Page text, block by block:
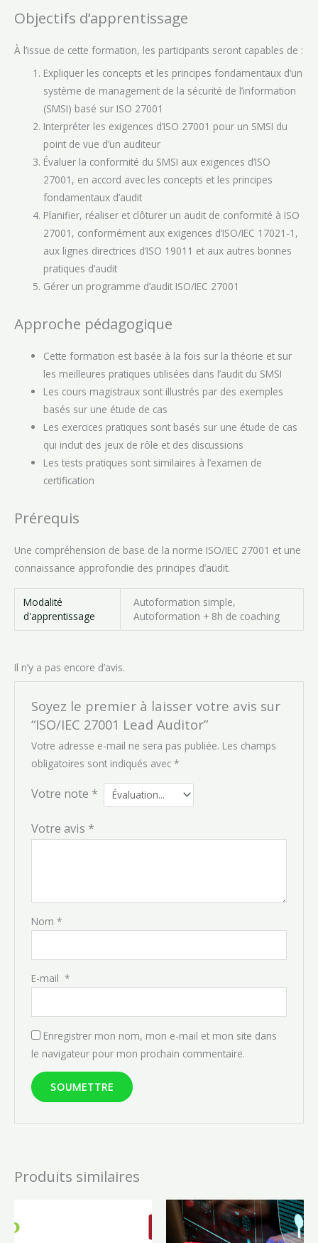
Objectifs d’apprentissage
À l’issue de cette formation, les participants seront capables de :
Expliquer les concepts et les principes fondamentaux d’un
système de management de la sécurité de l’information
(SMSI) basé sur ISO 27001
Interpréter les exigences d’ISO 27001 pour un SMSI du
point de vue d’un auditeur
Évaluer la conformité du SMSI aux exigences d’ISO
27001, en accord avec les concepts et les principes
fondamentaux d’audit
Planifier, réaliser et clôturer un audit de conformité à ISO
27001, conformément aux exigences d’ISO/IEC 17021-1,
aux lignes directrices d’ISO 19011 et aux autres bonnes
pratiques d’audit
Gérer un programme d’audit ISO/IEC 27001
Approche pédagogique
Cette formation est basée à la fois sur la théorie et sur
les meilleures pratiques utilisées dans l’audit du SMSI
Les cours magistraux sont illustrés par des exemples
basés sur une étude de cas
Les exercices pratiques sont basés sur une étude de cas
qui inclut des jeux de rôle et des discussions
Les tests pratiques sont similaires à l’examen de
certification
Prérequis
Une compréhension de base de la norme ISO/IEC 27001 et une
connaissance approfondie des principes d’audit.
Modalité
d'apprentissage
Autoformation simple,
Autoformation + 8h de coaching
Il n’y a pas encore d’avis.
Soyez le premier à laisser votre avis sur
“ISO/IEC 27001 Lead Auditor”
Votre adresse e-mail ne sera pas publiée. Les champs
obligatoires sont indiqués avec *
Votre note *
Votre avis *
Nom *
E-mail *
Enregistrer mon nom, mon e-mail et mon site dans
le navigateur pour mon prochain commentaire.
Produits similaires